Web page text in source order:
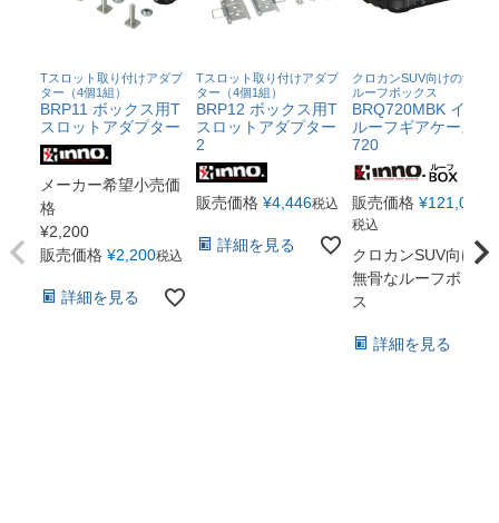
Tスロット取り付けアダプ
ター（4個1組）
BRP11 ボックス用T
スロットアダプター
メーカー希望小売価
格
¥2,200
販売価格 ¥2,200税込
詳細を見る
Tスロット取り付けアダプ
ター（4個1組）
BRP12 ボックス用T
スロットアダプター
2
販売価格 ¥4,446税込
詳細を見る
クロカンSUV向けの無骨な
ルーフボックス
BRQ720MBK イノー
ルーフギアケース
720
販売価格 ¥121,000
税込
クロカンSUV向けの
無骨なルーフボック
ス
詳細を見る